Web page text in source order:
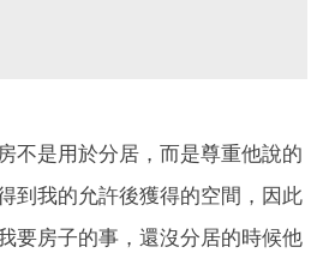
不是用於分居，而是尊重他說的
到我的允許後獲得的空間，因此
要房子的事，還沒分居的時候他